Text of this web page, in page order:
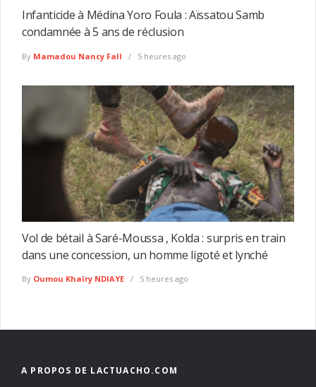
Infanticide à Médina Yoro Foula : Aïssatou Samb
condamnée à 5 ans de réclusion
By Mamadou Nancy Fall 5 heures ago
Vol de bétail à Saré-Moussa , Kolda : surpris en train
dans une concession, un homme ligoté et lynché
By Oumou Khaïry NDIAYE 5 heures ago
A PROPOS DE LACTUACHO.COM